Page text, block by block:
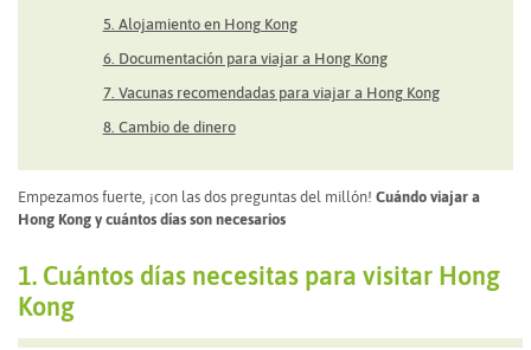
5. Alojamiento en Hong Kong
6. Documentación para viajar a Hong Kong
7. Vacunas recomendadas para viajar a Hong Kong
8. Cambio de dinero
Empezamos fuerte, ¡con las dos preguntas del millón! Cuándo viajar a
Hong Kong y cuántos días son necesarios
1. Cuántos días necesitas para visitar Hong
Kong